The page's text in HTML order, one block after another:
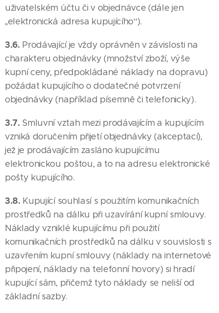
uživatelském účtu či v objednávce (dále jen
„elektronická adresa kupujícího“).
3.6. Prodávající je vždy oprávněn v závislosti na
charakteru objednávky (množství zboží, výše
kupní ceny, předpokládané náklady na dopravu)
požádat kupujícího o dodatečné potvrzení
objednávky (například písemně či telefonicky).
3.7. Smluvní vztah mezi prodávajícím a kupujícím
vzniká doručením přijetí objednávky (akceptací),
jež je prodávajícím zasláno kupujícímu
elektronickou poštou, a to na adresu elektronické
pošty kupujícího.
3.8. Kupující souhlasí s použitím komunikačních
prostředků na dálku při uzavírání kupní smlouvy.
Náklady vzniklé kupujícímu při použití
komunikačních prostředků na dálku v souvislosti s
uzavřením kupní smlouvy (náklady na internetové
připojení, náklady na telefonní hovory) si hradí
kupující sám, přičemž tyto náklady se neliší od
základní sazby.